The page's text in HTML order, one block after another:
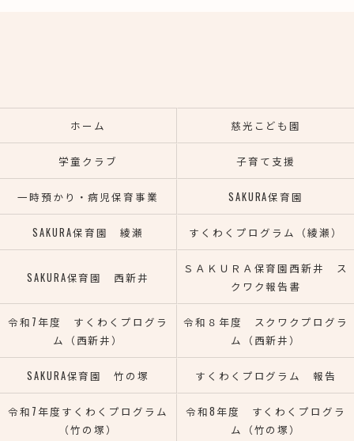
ホーム 慈光こども園
学童クラブ 子育て支援
一時預かり・病児保育事業 SAKURA保育園
SAKURA保育園 綾瀬 すくわくプログラム（綾瀬）
SAKURA保育園 西新井
ＳＡＫＵＲＡ保育園西新井 ス
クワク報告書
令和7年度 すくわくプログラ
ム（西新井）
令和８年度 スクワクプログラ
ム（西新井）
SAKURA保育園 竹の塚 すくわくプログラム 報告
令和7年度すくわくプログラム
（竹の塚）
令和8年度 すくわくプログラ
ム（竹の塚）